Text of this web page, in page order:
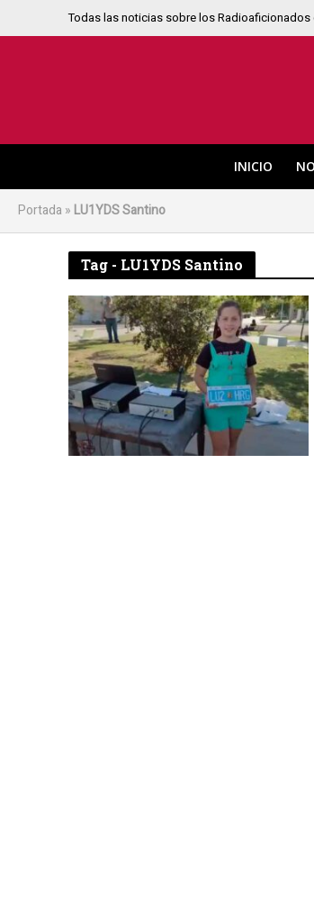
Todas las noticias sobre los Radioaficionados
INICIO
Portada » LU1YDS Santino
Tag - LU1YDS Santino